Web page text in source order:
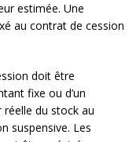
estimée. Une
au contrat de cession
doit être
fixe ou d’un
réelle du stock au
suspensive. Les